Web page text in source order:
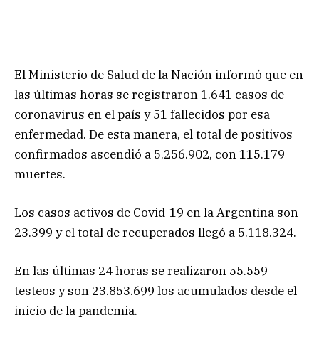
El Ministerio de Salud de la Nación informó que en
las últimas horas se registraron 1.641 casos de
coronavirus en el país y 51 fallecidos por esa
enfermedad. De esta manera, el total de positivos
confirmados ascendió a 5.256.902, con 115.179
muertes.
Los casos activos de Covid-19 en la Argentina son
23.399 y el total de recuperados llegó a 5.118.324.
En las últimas 24 horas se realizaron 55.559
testeos y son 23.853.699 los acumulados desde el
inicio de la pandemia.